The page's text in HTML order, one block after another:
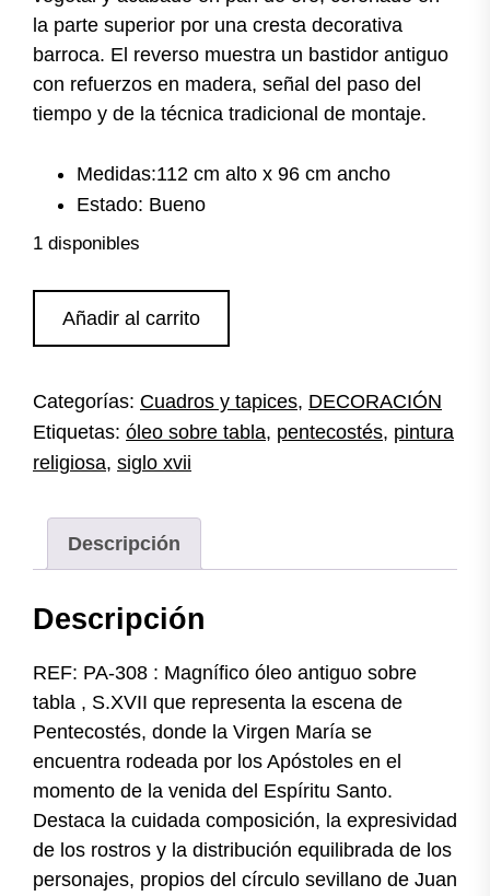
la parte superior por una cresta decorativa
barroca. El reverso muestra un bastidor antiguo
con refuerzos en madera, señal del paso del
tiempo y de la técnica tradicional de montaje.
Medidas:112 cm alto x 96 cm ancho
Estado: Bueno
1 disponibles
sobre
S.XVII
cantidad
Añadir al carrito
Categorías: Cuadros y tapices, DECORACIÓN
Etiquetas: óleo sobre tabla, pentecostés, pintura
religiosa, siglo xvii
Descripción
Descripción
REF: PA-308 : Magnífico óleo antiguo sobre
tabla , S.XVII que representa la escena de
Pentecostés, donde la Virgen María se
encuentra rodeada por los Apóstoles en el
momento de la venida del Espíritu Santo.
Destaca la cuidada composición, la expresividad
de los rostros y la distribución equilibrada de los
personajes, propios del círculo sevillano de Juan